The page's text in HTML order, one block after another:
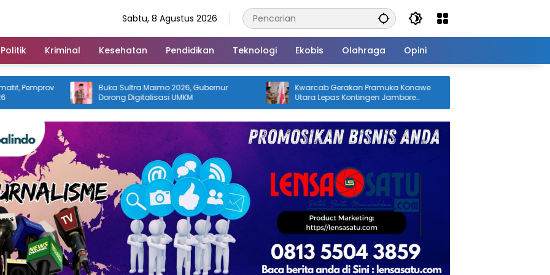
Sabtu, 8 Agustus 2026
Politik Kriminal Kesehatan Pendidikan Teknologi Ekobis Olahraga Opini
Buka Sultra Maimo 2026, Gubernur
Dorong Digitalisasi UMKM
Kwarcab Gerakan Pramuka Konawe
Utara Lepas Kontingen Jambore
Nasional XII 2026, Bupati Ikbar: Tunjukkan
Disiplin dan Berprestasi
Profil Kabiba, Putri Desa Lasiwa
Mengukir Sejarah sebagai Doktor
Pertama di Tanah Kelahirannya